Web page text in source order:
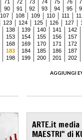
71 72 73 74 75 76
90 91 92 93 94 95
107 108 109 110 111
123 124 125 126 127
138 139 140 141
142
153 154 155 156
157
168 169 170 171
172
183 184 185 186
187
198 199 200 201
202
AGGIUNGI
ARTE.it
MAESTRI" di